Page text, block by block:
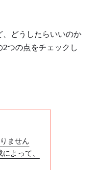
、どうしたらいいのか
つの点をチェックし
ません
よって、